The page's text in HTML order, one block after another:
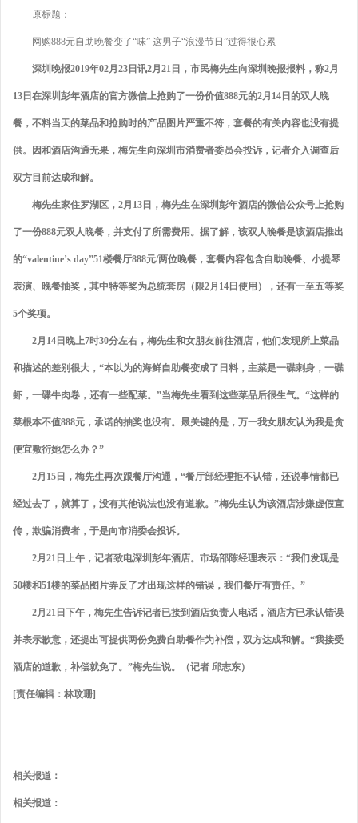
原标题：
网购888元自助晚餐变了“味” 这男子“浪漫节日”过得很心累
深圳晚报2019年02月23日讯2月21日，市民梅先生向深圳晚报报料，称2月
13日在深圳彭年酒店的官方微信上抢购了一份价值888元的2月14日的双人晚
餐，不料当天的菜品和抢购时的产品图片严重不符，套餐的有关内容也没有提
供。因和酒店沟通无果，梅先生向深圳市消费者委员会投诉，记者介入调查后
双方目前达成和解。
梅先生家住罗湖区，2月13日，梅先生在深圳彭年酒店的微信公众号上抢购
了一份888元双人晚餐，并支付了所需费用。据了解，该双人晚餐是该酒店推出
的“valentine’s day”51楼餐厅888元/两位晚餐，套餐内容包含自助晚餐、小提琴
表演、晚餐抽奖，其中特等奖为总统套房（限2月14日使用），还有一至五等奖
5个奖项。
2月14日晚上7时30分左右，梅先生和女朋友前往酒店，他们发现所上菜品
和描述的差别很大，“本以为的海鲜自助餐变成了日料，主菜是一碟刺身，一碟
虾，一碟牛肉卷，还有一些配菜。”当梅先生看到这些菜品后很生气。“这样的
菜根本不值888元，承诺的抽奖也没有。最关键的是，万一我女朋友认为我是贪
便宜敷衍她怎么办？”
2月15日，梅先生再次跟餐厅沟通，“餐厅部经理拒不认错，还说事情都已
经过去了，就算了，没有其他说法也没有道歉。”梅先生认为该酒店涉嫌虚假宣
传，欺骗消费者，于是向市消委会投诉。
2月21日上午，记者致电深圳彭年酒店。市场部陈经理表示：“我们发现是
50楼和51楼的菜品图片弄反了才出现这样的错误，我们餐厅有责任。”
2月21日下午，梅先生告诉记者已接到酒店负责人电话，酒店方已承认错误
并表示歉意，还提出可提供两份免费自助餐作为补偿，双方达成和解。“我接受
酒店的道歉，补偿就免了。”梅先生说。（记者 邱志东）
[责任编辑：林玟珊]
相关报道：
相关报道：